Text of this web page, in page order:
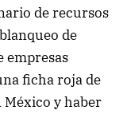
de recursos
de
empresas
ficha roja de
y haber